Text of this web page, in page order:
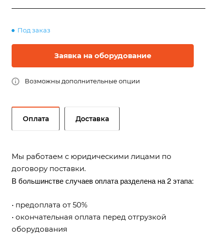
Под заказ
Заявка на оборудование
Возможны дополнительные опции
Оплата Доставка
Мы работаем с юридическими лицами по
договору поставки.
В большинстве случаев оплата разделена на 2 этапа:
• предоплата от 50%
• окончательная оплата перед отгрузкой
оборудования